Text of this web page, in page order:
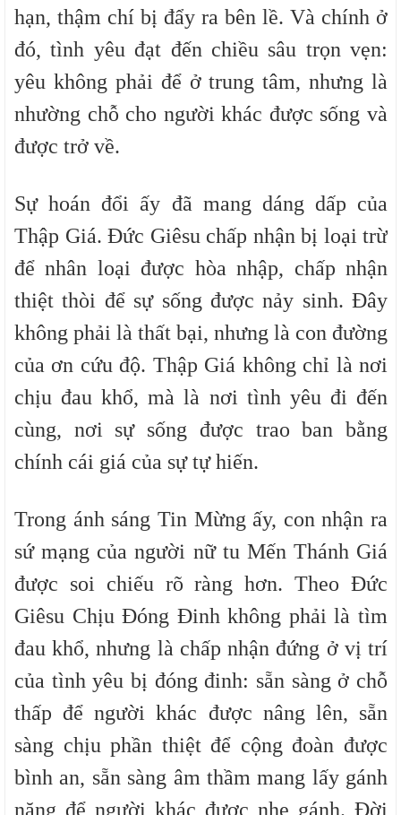
hạn, thậm chí bị đẩy ra bên lề. Và chính ở
đó, tình yêu đạt đến chiều sâu trọn vẹn:
yêu không phải để ở trung tâm, nhưng là
nhường chỗ cho người khác được sống và
được trở về.
Sự hoán đổi ấy đã mang dáng dấp của
Thập Giá. Đức Giêsu chấp nhận bị loại trừ
để nhân loại được hòa nhập, chấp nhận
thiệt thòi để sự sống được nảy sinh. Đây
không phải là thất bại, nhưng là con đường
của ơn cứu độ. Thập Giá không chỉ là nơi
chịu đau khổ, mà là nơi tình yêu đi đến
cùng, nơi sự sống được trao ban bằng
chính cái giá của sự tự hiến.
Trong ánh sáng Tin Mừng ấy, con nhận ra
sứ mạng của người nữ tu Mến Thánh Giá
được soi chiếu rõ ràng hơn. Theo Đức
Giêsu Chịu Đóng Đinh không phải là tìm
đau khổ, nhưng là chấp nhận đứng ở vị trí
của tình yêu bị đóng đinh: sẵn sàng ở chỗ
thấp để người khác được nâng lên, sẵn
sàng chịu phần thiệt để cộng đoàn được
bình an, sẵn sàng âm thầm mang lấy gánh
nặng để người khác được nhẹ gánh. Đời